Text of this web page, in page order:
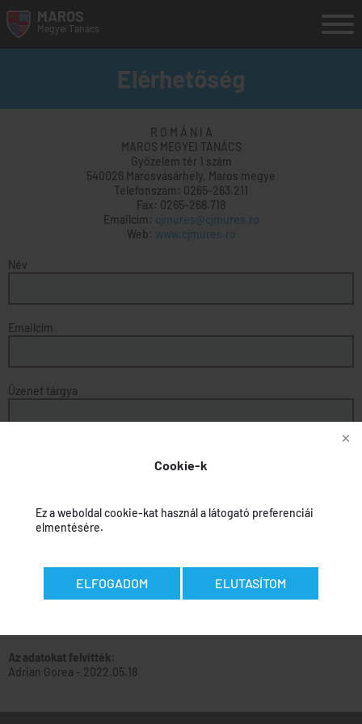
Cookie-k
Ez a weboldal cookie-kat használ a látogató preferenciái
elmentésére.
ELFOGADOM ELUTASÍTOM
MAROS
Megyei Tanács
ÜGYFÉLSZOLGÁLAT
ESZOLGÁLTATÁSOK
Elérhetőség
R O M Á N I A
MAROS MEGYEI TANÁCS
Győzelem tér 1 szám
540026 Marosvásárhely, Maros megye
Telefonszám: 0265-263.211
Fax: 0265-268.718
Emailcím: cjmures@cjmures.ro
Web: www.cjmures.ro
Név
Emailcím
Üzenet tárgya
Az adatokat felvitték:
Adrian Gorea - 2022.05.18